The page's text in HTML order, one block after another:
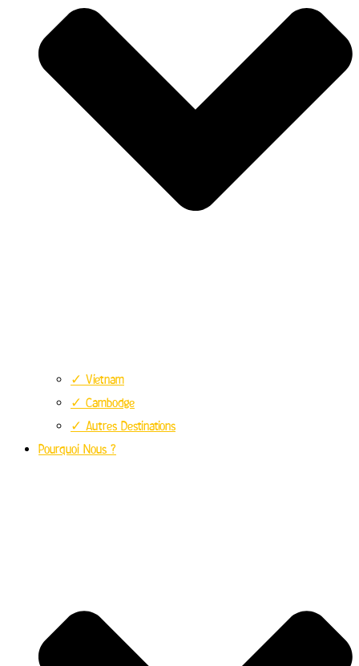
✓ Vietnam
✓ Cambodge
✓ Autres Destinations
Pourquoi Nous ?